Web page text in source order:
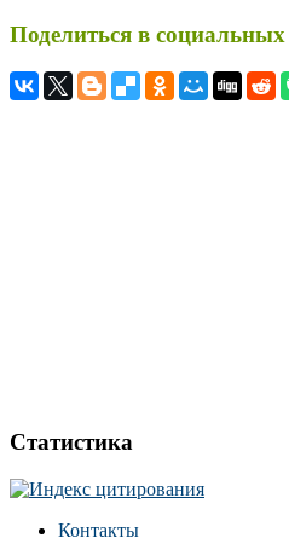
Поделиться в социальных
Статистика
Контакты